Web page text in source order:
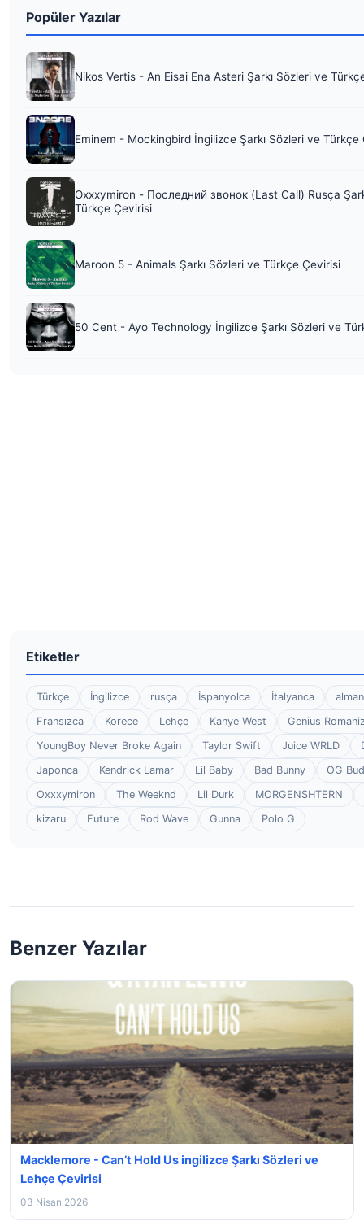
Popüler Yazılar
Nikos Vertis - An Eisai Ena Asteri Şarkı Sözleri ve
Eminem - Mockingbird İngilizce Şarkı Sözleri ve Türkçe
Oxxxymiron - Последний звонок (Last Call) Rusça
Türkçe Çevirisi
Maroon 5 - Animals Şarkı Sözleri ve Türkçe Çevirisi
50 Cent - Ayo Technology İngilizce Şarkı Sözleri ve
Etiketler
Türkçe İngilizce rusça İspanyolca İtalyanca
Fransızca
Korece Lehçe Kanye West
Genius
YoungBoy Never Broke Again
Taylor Swift Juice WRLD
Japonca
Kendrick Lamar Lil Baby Bad Bunny
OG
Oxxxymiron
The Weeknd Lil Durk
MORGENSHTERN
kizaru
Future Rod Wave Gunna Polo G
Benzer Yazılar
Macklemore - Can’t Hold Us ingilizce Şarkı Sözleri ve
Lehçe Çevirisi
03 Nisan 2026